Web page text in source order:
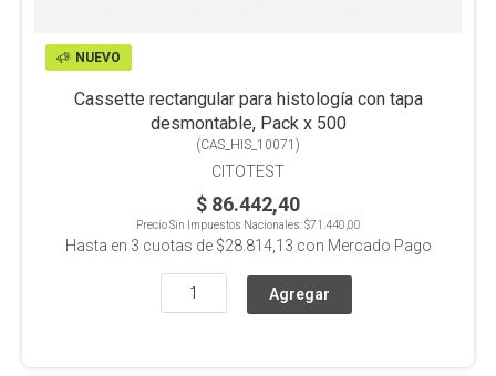
NUEVO
Cassette rectangular para histología con tapa
desmontable, Pack x 500
(CAS_HIS_10071 )
CITOTEST
$ 86.442,40
Precio Sin Impuestos Nacionales:$71.440,00
Hasta en 3 cuotas de $28.814,13 con Mercado Pago